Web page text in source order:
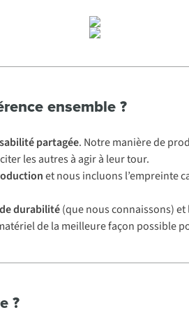
ensemble ?
partagée. Notre manière de
les autres à agir à leur tour.
et nous incluons l’empreinte
durabilité(que nous connaissons)
de la meilleure façon possible
?